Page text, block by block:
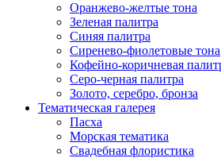
Оранжево-желтые тона
Зеленая палитра
Синяя палитра
Сиренево-фиолетовые тона
Кофейно-коричневая
Серо-черная палитра
Золото, серебро, бронза
Тематическая галерея
Пасха
Морская тематика
Свадебная флористика